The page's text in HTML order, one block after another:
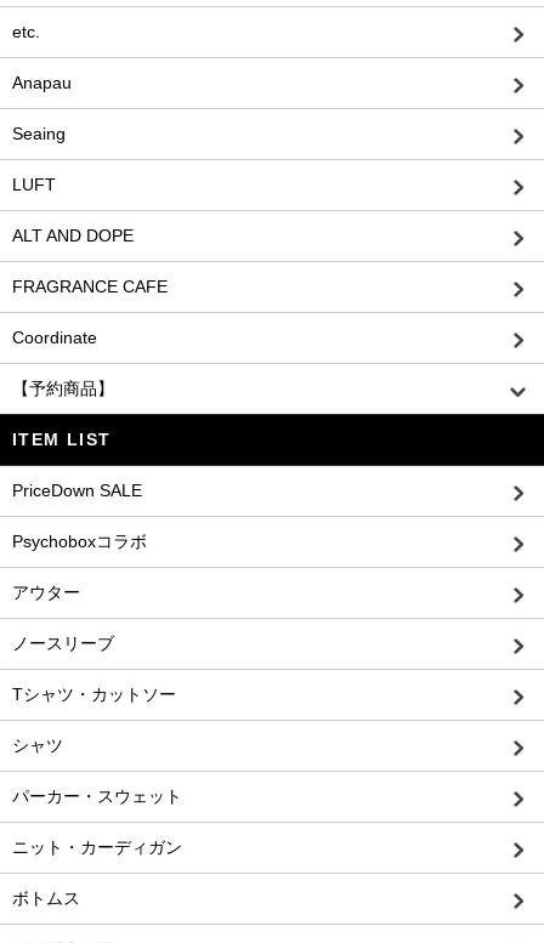
etc.
Anapau
Seaing
LUFT
ALT AND DOPE
FRAGRANCE CAFE
Coordinate
【予約商品】
ITEM LIST
PriceDown SALE
Psychoboxコラボ
アウター
ノースリーブ
Tシャツ・カットソー
シャツ
パーカー・スウェット
ニット・カーディガン
ボトムス